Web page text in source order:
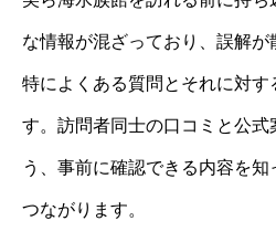
な情報が混ざっており、誤解
特によくある質問とそれに対す
す。訪問者同士の口コミと公式
う、事前に確認できる内容を
つながります。